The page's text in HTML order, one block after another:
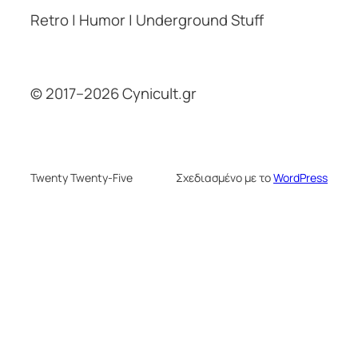
Retro | Humor | Underground Stuff
© 2017–2026 Cynicult.gr
Twenty Twenty-Five Σχεδιασμένο με τοWordPress